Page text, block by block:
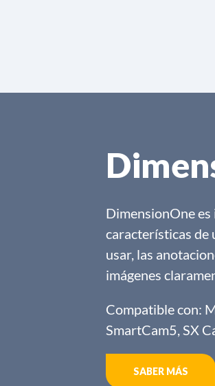
DimensionOne
características de
usar, las
imágenes
Compatible con:
SmartCam5, SX
SABER MÁS